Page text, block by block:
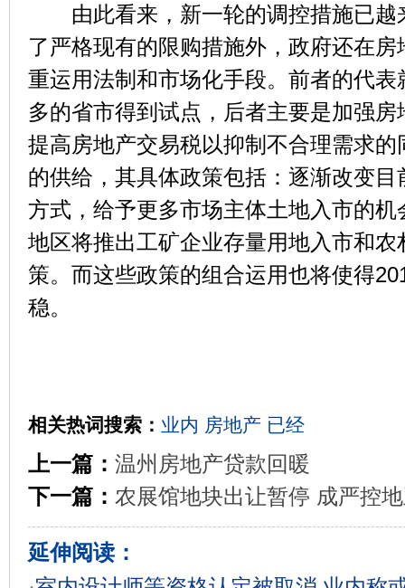
由此看来，新一轮的调控措施已越
了严格现有的限购措施外，政府还在
重运用法制和市场化手段。前者的代
多的省市得到试点，后者主要是加强
提高房地产交易税以抑制不合理需求
的供给，其具体政策包括：逐渐改变
方式，给予更多市场主体土地入市的
地区将推出工矿企业存量用地入市和
策。而这些政策的组合运用也将使得
稳。
相关热词搜索： 业内 房地产 已经
上一篇： 温州房地产贷款回暖
下一篇： 农展馆地块出让暂停 成严控
延伸阅读：